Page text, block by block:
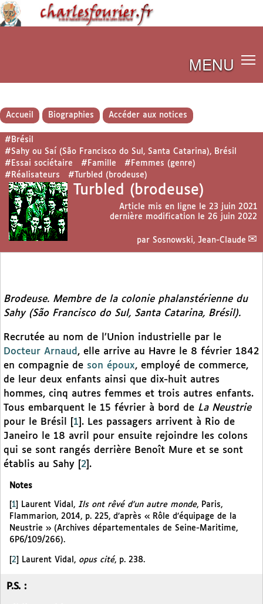
MENU
Accueil Biographies Accéder aux notices
#Brésil
#Sahy ou Saí (São Francisco do Sul, Santa Catarina), Brésil
#Essai sociétaire
#Famille
#Femmes (genre)
#Réalisateurs
#Turbled (brodeuse)
Turbled (brodeuse)
Article mis en ligne le 23 juin 2021
dernière modification le 26 juin 2022
par Sosnowski, Jean-Claude
Brodeuse. Membre de la colonie phalanstérienne du
Sahy (São Francisco do Sul, Santa Catarina, Brésil).
Recrutée au nom de l’Union industrielle par le
Docteur Arnaud , elle arrive au Havre le 8 février 1842
en compagnie de son époux, employé de commerce,
de leur deux enfants ainsi que dix-huit autres
hommes, cinq autres femmes et trois autres enfants.
Tous embarquent le 15 février à bord de La Neustrie
pour le Brésil
1 . Les passagers arrivent à Rio de
Janeiro le 18 avril pour ensuite rejoindre les colons
qui se sont rangés derrière Benoît Mure et se sont
établis au Sahy
2 .
Notes
1 Laurent Vidal, Ils ont rêvé d’un autre monde, Paris,
Flammarion, 2014, p. 225, d’après « Rôle d’équipage de la
Neustrie » (Archives départementales de Seine-Maritime,
6P6/109/266).
2 Laurent Vidal, opus cité, p. 238.
P.S. :